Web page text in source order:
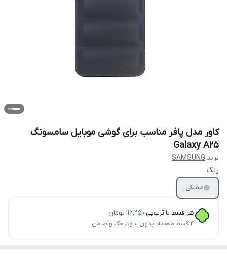
کاور مدل پافر مناسب برای گوشی موبایل سامسونگ
Galaxy A25
برند:SAMSUNG
رنگ
مشکی
هر قسط با ترب‌پی:۱۱۶٬۲۵۰ تومان
۴ قسط ماهانه. بدون سود، چک و ضامن.